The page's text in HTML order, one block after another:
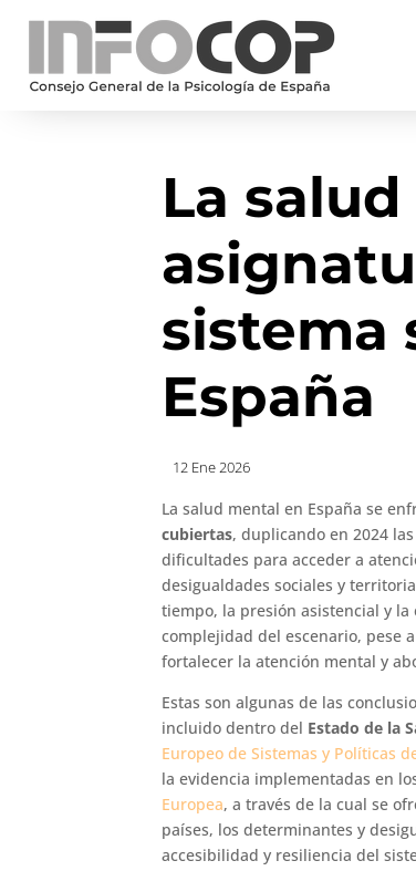
La
sistema
España
12 Ene 2026
La salud mental en España se
cubiertas, duplicando en 2024
dificultades para acceder a
desigualdades sociales y
tiempo, la presión asistencial y
complejidad del escenario, pese
fortalecer la atención mental y
Estas son algunas de las
incluido dentro del Estado de la
Europeo de Sistemas y Políticas
la evidencia implementadas en
Europea, a través de la cual se
países, los determinantes y
accesibilidad y resiliencia del